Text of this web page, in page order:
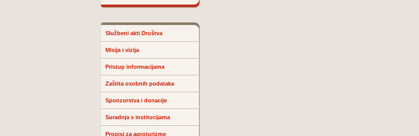
Službeni akti Društva
Misija i vizija
Pristup informacijama
Zaštita osobnih podataka
Sponzorstva i donacije
Suradnja s institucijama
Propisi za agroturizme